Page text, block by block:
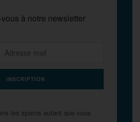
à notre newsletter
les spams autant que vous